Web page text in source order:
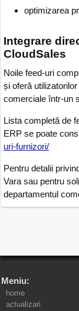
optimizarea
Integrare
CloudSales
Noile feed-uri
și oferă
comerciale într-un
Lista completă de
ERP se poate
uri-furnizori/
Pentru detalii
Vara sau pentru
departamentul
Meniu:
home
actualizari